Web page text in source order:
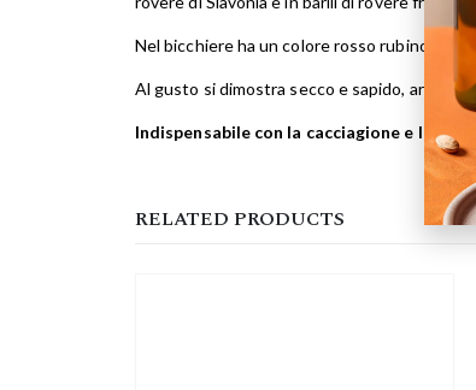
Nel bicchiere ha un colore rosso rubino
Al gusto si dimostra secco e sapido,
Indispensabile con la cacciagione e le
RELATED PRODUCTS